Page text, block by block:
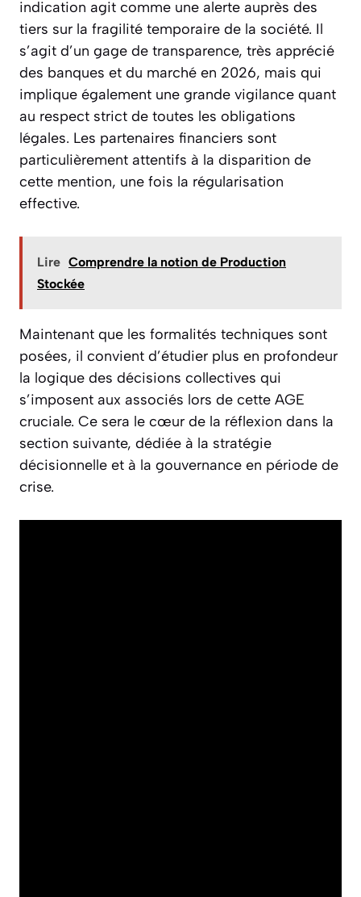
indication agit comme une alerte auprès des
tiers sur la fragilité temporaire de la société. Il
s’agit d’un gage de transparence, très apprécié
des banques et du marché en 2026, mais qui
implique également une grande vigilance quant
au respect strict de toutes les obligations
légales. Les partenaires financiers sont
particulièrement attentifs à la disparition de
cette mention, une fois la régularisation
effective.
Lire Comprendre la notion de Production
Stockée
Maintenant que les formalités techniques sont
posées, il convient d’étudier plus en profondeur
la logique des décisions collectives qui
s’imposent aux associés lors de cette AGE
cruciale. Ce sera le cœur de la réflexion dans la
section suivante, dédiée à la stratégie
décisionnelle et à la gouvernance en période de
crise.